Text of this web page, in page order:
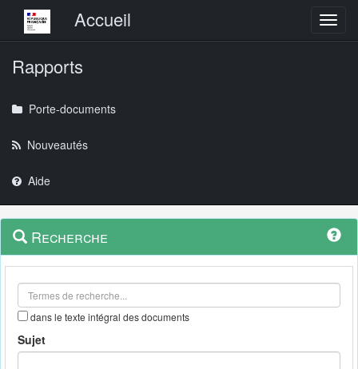
Menu principalAccueil
Rapports
Porte-documents
Nouveautés
Aide
Navigation
outils
Menu
contextuel
Recherche
dans le texte intégral des documents
Sujet